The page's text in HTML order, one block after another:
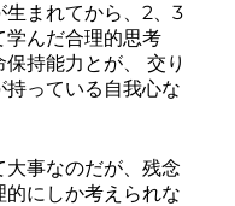
まれてから、2、3
学んだ合理的思考
持能力とが、 交り
っている自我心な
事なのだが、残念
にしか考えられな